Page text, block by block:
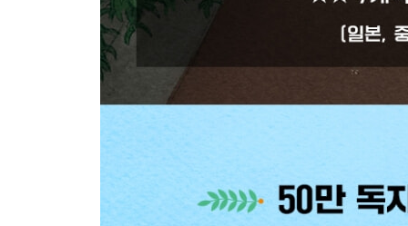
마음을 붙잡는 순간, 공부는 재미있어진다
10 ‘안 되는 이유’ 늘어놓지 말고, ‘되게 할 방법’을
_공부는 조건이 아니라 마음으로 하는 것이다
_내 인생 최고의 공부하기 좋은 날은 바로 오늘이다
11 배우려는 마음이 없으면, 아무리 잘 가르치는